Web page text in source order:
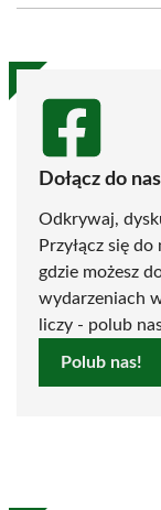
(Twitter)
Dołącz do
Odkrywaj,
Przyłącz się
gdzie możesz
wydarzeniach
liczy - polub
Polub nas!